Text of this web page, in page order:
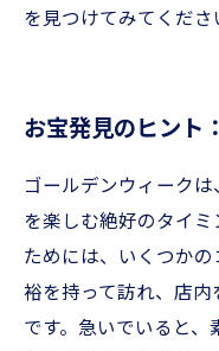
を見つけてみてくださ
お宝発見のヒント
ゴールデンウィーク
を楽しむ絶好のタイ
ためには、いくつか
裕を持って訪れ、店
です。急いでいると、